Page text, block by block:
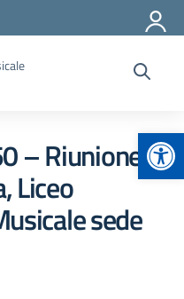
– Riunione
Liceo
sede